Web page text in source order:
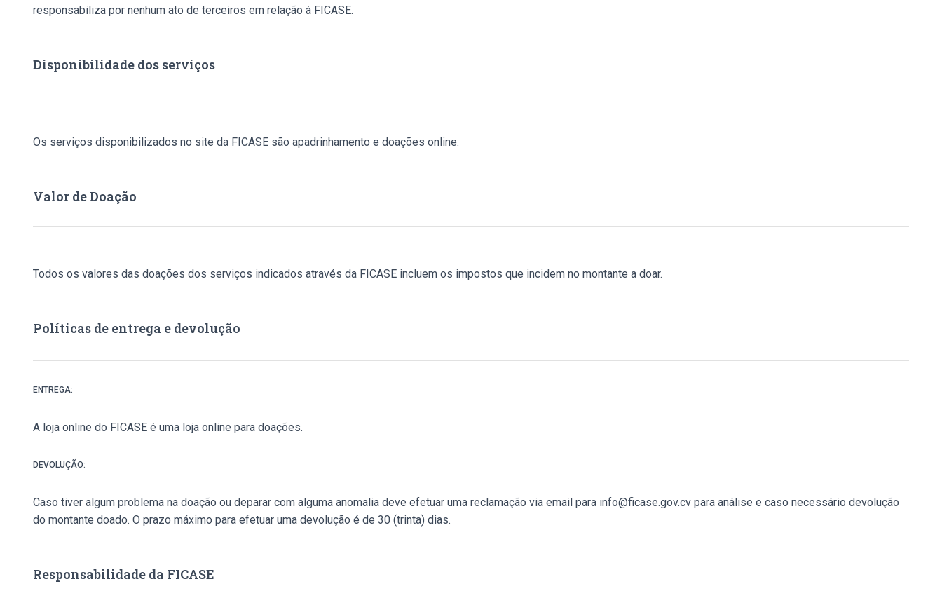
responsabiliza por nenhum ato de terceiros em relação à FICASE.
Disponibilidade dos serviços
Os serviços disponibilizados no site da FICASE são apadrinhamento e doações online.
Valor de Doação
Todos os valores das doações dos serviços indicados através da FICASE incluem os impostos que incidem no montante a doar.
Políticas de entrega e devolução
ENTREGA:
A loja online do FICASE é uma loja online para doações.
DEVOLUÇÃO:
Caso tiver algum problema na doação ou deparar com alguma anomalia deve efetuar uma reclamação via email para info@ficase.gov.cv para análise e caso necessário devolução
do montante doado. O prazo máximo para efetuar uma devolução é de 30 (trinta) dias.
Responsabilidade da FICASE